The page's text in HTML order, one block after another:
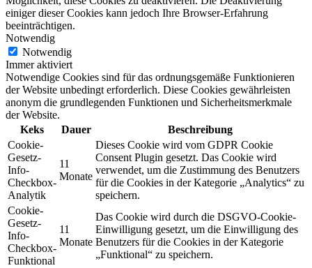
einiger dieser Cookies kann jedoch Ihre Browser-Erfahrung
beeinträchtigen.
Notwendig
Notwendig
Immer aktiviert
Notwendige Cookies sind für das ordnungsgemäße Funktionieren
der Website unbedingt erforderlich. Diese Cookies gewährleisten
anonym die grundlegenden Funktionen und Sicherheitsmerkmale
der Website.
Keks
Dauer
Beschreibung
Cookie-
Gesetz-
Info-
Checkbox-
Analytik
11
Monate
Dieses Cookie wird vom GDPR Cookie
Consent Plugin gesetzt. Das Cookie wird
verwendet, um die Zustimmung des Benutzers
für die Cookies in der Kategorie „Analytics“ zu
speichern.
Cookie-
Gesetz-
Info-
Checkbox-
Funktional
11
Monate
Das Cookie wird durch die DSGVO-Cookie-
Einwilligung gesetzt, um die Einwilligung des
Benutzers für die Cookies in der Kategorie
„Funktional“ zu speichern.